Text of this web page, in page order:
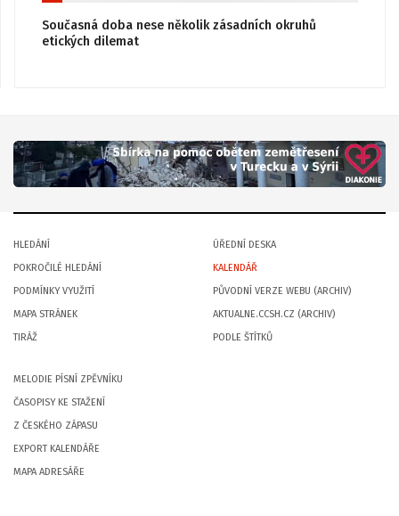
Současná doba nese několik zásadních okruhů
etických dilemat
HLEDÁNÍ
POKROČILÉ HLEDÁNÍ
PODMÍNKY VYUŽITÍ
MAPA STRÁNEK
TIRÁŽ
ÚŘEDNÍ DESKA
KALENDÁŘ
PŮVODNÍ VERZE WEBU (ARCHIV)
AKTUALNE.CCSH.CZ (ARCHIV)
PODLE ŠTÍTKŮ
MELODIE PÍSNÍ ZPĚVNÍKU
ČASOPISY KE STAŽENÍ
Z ČESKÉHO ZÁPASU
EXPORT KALENDÁŘE
MAPA ADRESÁŘE